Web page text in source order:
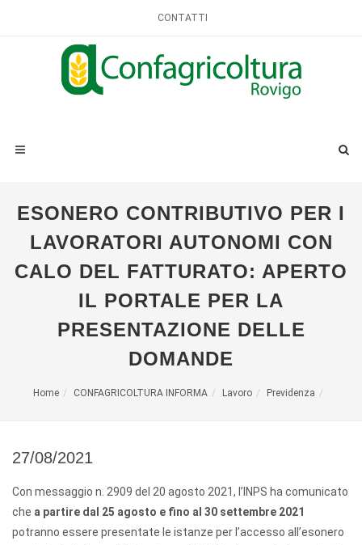
CONTATTI
ESONERO CONTRIBUTIVO PER I
LAVORATORI AUTONOMI CON
CALO DEL FATTURATO: APERTO
IL PORTALE PER LA
PRESENTAZIONE DELLE
DOMANDE
Home CONFAGRICOLTURA INFORMA Lavoro Previdenza
27/08/2021
Con messaggio n. 2909 del 20 agosto 2021, l’INPS ha comunicato
che a partire dal 25 agosto e fino al 30 settembre 2021
potranno essere presentate le istanze per l’accesso all’esonero